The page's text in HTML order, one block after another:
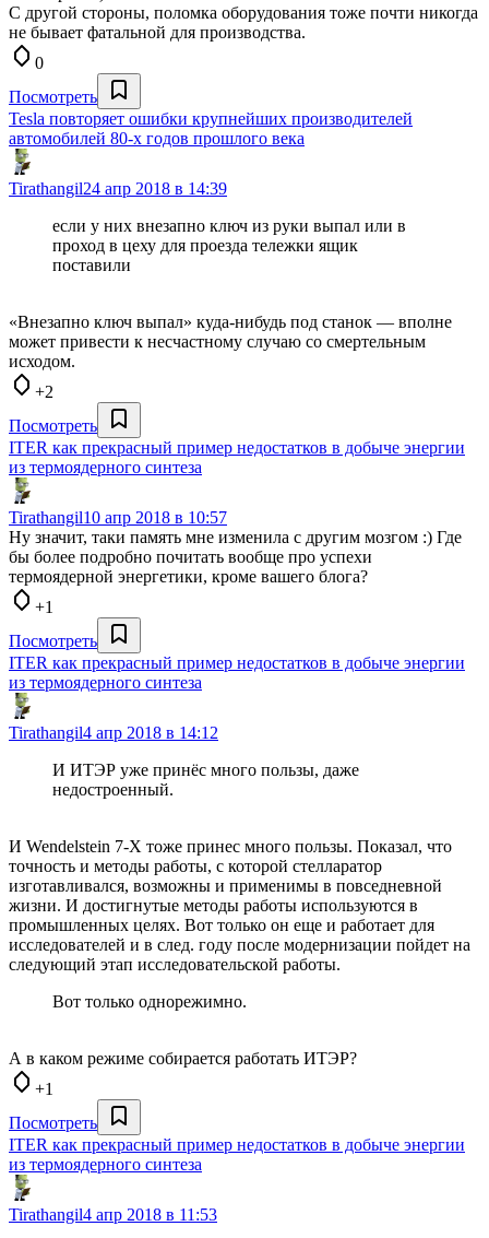
С другой стороны, поломка оборудования тоже почти никогда
не бывает фатальной для производства.
0
Посмотреть
Tesla повторяет ошибки крупнейших производителей
автомобилей 80-х годов прошлого века
Tirathangil24 апр 2018 в 14:39
если у них внезапно ключ из руки выпал или в
проход в цеху для проезда тележки ящик
поставили
«Внезапно ключ выпал» куда-нибудь под станок — вполне
может привести к несчастному случаю со смертельным
исходом.
+2
Посмотреть
ITER как прекрасный пример недостатков в добыче энергии
из термоядерного синтеза
Tirathangil10 апр 2018 в 10:57
Ну значит, таки память мне изменила с другим мозгом :) Где
бы более подробно почитать вообще про успехи
термоядерной энергетики, кроме вашего блога?
+1
Посмотреть
ITER как прекрасный пример недостатков в добыче энергии
из термоядерного синтеза
Tirathangil4 апр 2018 в 14:12
И ИТЭР уже принёс много пользы, даже
недостроенный.
И Wendelstein 7-X тоже принес много пользы. Показал, что
точность и методы работы, с которой стелларатор
изготавливался, возможны и применимы в повседневной
жизни. И достигнутые методы работы используются в
промышленных целях. Вот только он еще и работает для
исследователей и в след. году после модернизации пойдет на
следующий этап исследовательской работы.
Вот только однорежимно.
А в каком режиме собирается работать ИТЭР?
+1
Посмотреть
ITER как прекрасный пример недостатков в добыче энергии
из термоядерного синтеза
Tirathangil4 апр 2018 в 11:53